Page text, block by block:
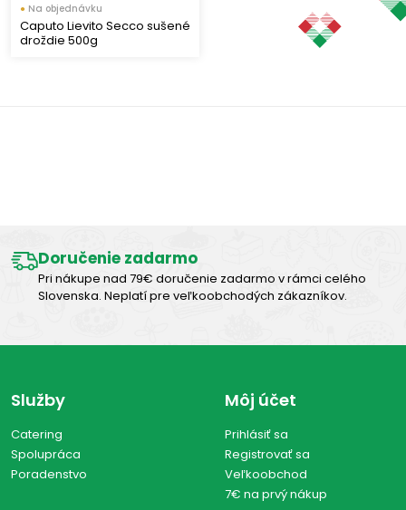
Zobraziť len produkty skladom
● Na objednávku
Caputo Lievito Secco sušené
droždie 500g
Doručenie zadarmo
Pri nákupe nad 79€ doručenie zadarmo v rámci celého
Slovenska. Neplatí pre veľkoobchodých zákazníkov.
Služby
Catering
Spolupráca
Poradenstvo
Môj účet
Prihlásiť sa
Registrovať sa
Veľkoobchod
7€ na prvý nákup